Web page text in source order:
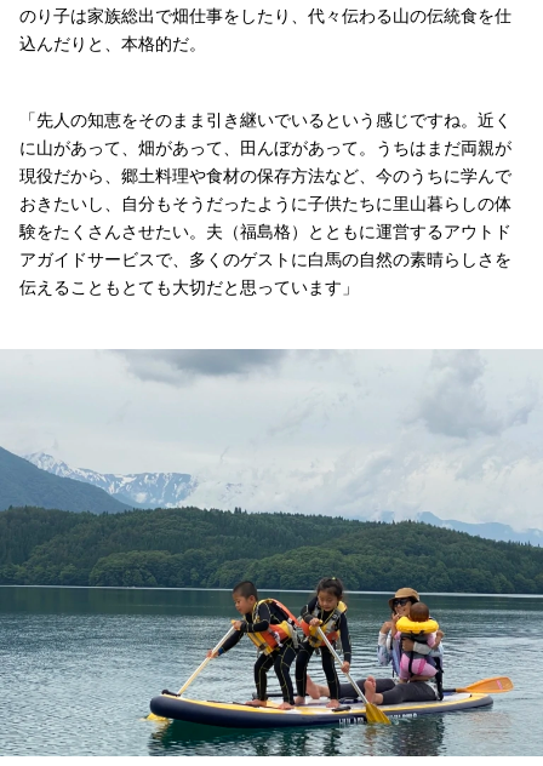
のり子は家族総出で畑仕事をしたり、代々伝わる山の伝統食を仕
込んだりと、本格的だ。
「先人の知恵をそのまま引き継いでいるという感じですね。近く
に山があって、畑があって、田んぼがあって。うちはまだ両親が
現役だから、郷土料理や食材の保存方法など、今のうちに学んで
おきたいし、自分もそうだったように子供たちに里山暮らしの体
験をたくさんさせたい。夫（福島格）とともに運営するアウトド
アガイドサービスで、多くのゲストに白馬の自然の素晴らしさを
伝えることもとても大切だと思っています」